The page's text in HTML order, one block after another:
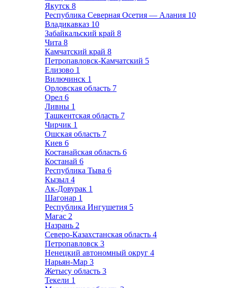
Якутск 8
Республика Северная Осетия — Алания 10
Владикавказ 10
Забайкальский край 8
Чита 8
Камчатский край 8
Петропавловск-Камчатский 5
Елизово 1
Вилючинск 1
Орловская область 7
Орел 6
Ливны 1
Ташкентская область 7
Чирчик 1
Ошская область 7
Киев 6
Костанайская область 6
Костанай 6
Республика Тыва 6
Кызыл 4
Ак-Довурак 1
Шагонар 1
Республика Ингушетия 5
Магас 2
Назрань 2
Северо-Казахстанская область 4
Петропавловск 3
Ненецкий автономный округ 4
Нарьян-Мар 3
Жетысу область 3
Текели 1